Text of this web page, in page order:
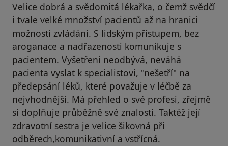
Velice dobrá a svědomitá lékařka, o čemž svědčí
i tvale velké množství pacientů až na hranici
možností zvládání. S lidským přístupem, bez
aroganace a nadřazenosti komunikuje s
pacientem. Vyšetření neodbývá, neváhá
pacienta vyslat k specialistovi, "nešetří" na
předepsání léků, které považuje v léčbě za
nejvhodnější. Má přehled o své profesi, zřejmě
si doplňuje průběžně své znalosti. Taktéž její
zdravotní sestra je velice šikovná při
odběrech,komunikativní a vstřícná.